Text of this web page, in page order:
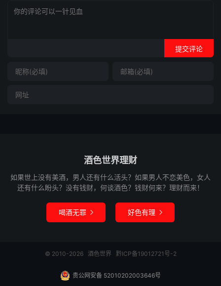
提交评论
酒色世界理财
如果世上没有美酒，男人还有什么活头？如果男人不恋美色，女人
还有什么盼头？没有钱财，何谈酒色？钱财何来？理财而来！
喝酒无罪  好色有理 
© 2010-2026 酒色世界 黔ICP备19012721号-2
贵公网安备 52010202003646号